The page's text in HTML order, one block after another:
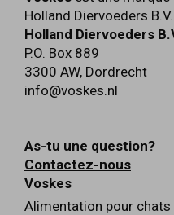
Holland Diervoeders B.V.
Holland Diervoeders
P.O. Box 889
3300 AW, Dordrecht
info@voskes.nl
As-tu une question?
Contactez-nous
Voskes
Alimentation pour chats